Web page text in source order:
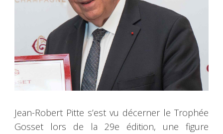
Jean-Robert Pitte s’est vu décerner le Trophée
Gosset lors de la 29e édition, une figure